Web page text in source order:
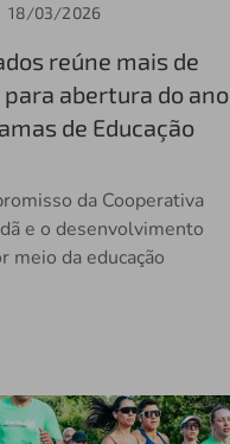
18/03/2026
reúne mais de
abertura do ano
de Educação
da Cooperativa
e o desenvolvimento
meio da educação